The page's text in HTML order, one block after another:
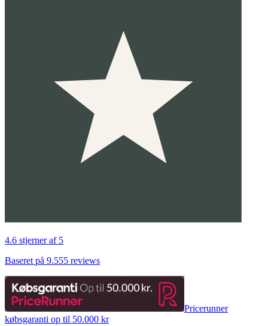
4.6 stjerner af 5
Baseret på 9.555 reviews
Pricerunner
købsgaranti op til 50.000 kr